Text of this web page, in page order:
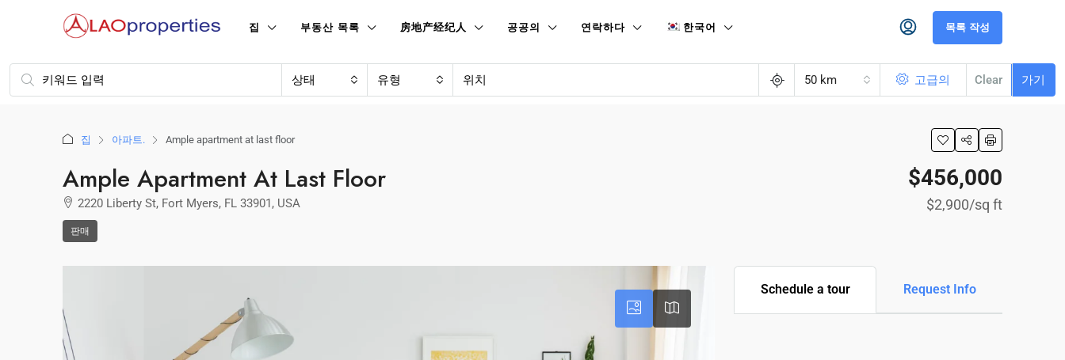
집 부동산 목록 房地产经纪人 공공의 연락하다 한국어 목록 작성
상태 유형 50 km 고급의 Clear 가기
집 아파트. Ample apartment at last floor
Ample Apartment At Last Floor
2220 Liberty St, Fort Myers, FL 33901, USA
판매
$456,000
$2,900/sq ft
Schedule a tour Request Info